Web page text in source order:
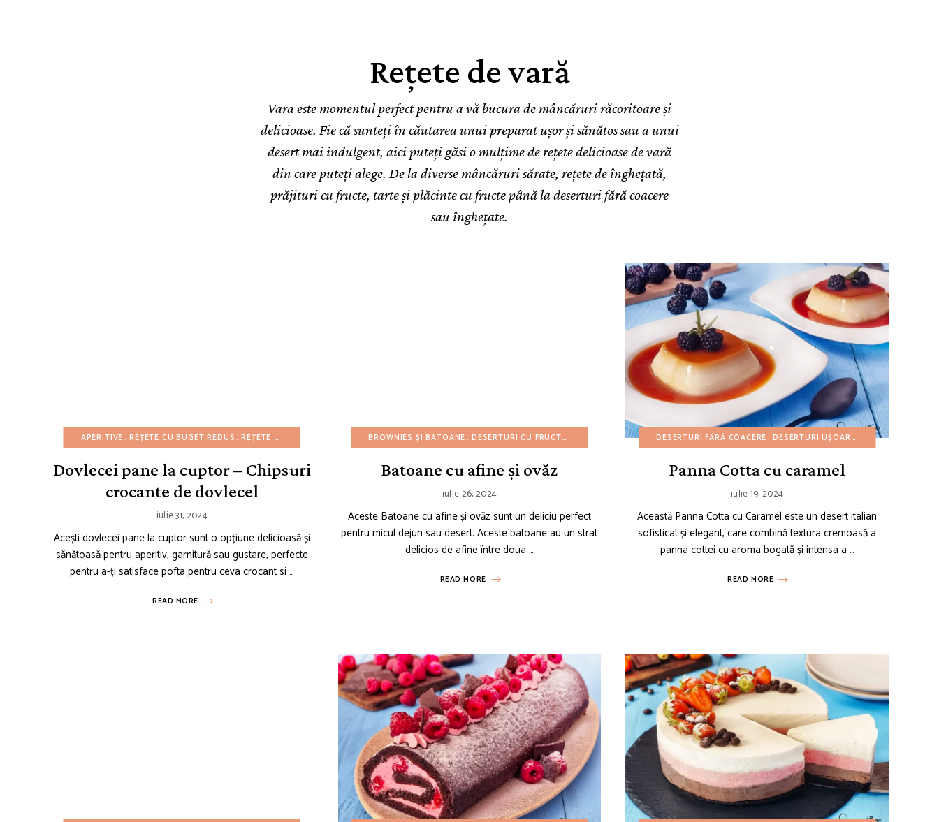
Rețete de vară
Vara este momentul perfect pentru a vă bucura de mâncăruri răcoritoare și
delicioase. Fie că sunteți în căutarea unui preparat ușor și sănătos sau a unui
desert mai indulgent, aici puteți găsi o mulțime de rețete delicioase de vară
din care puteți alege. De la diverse mâncăruri sărate, rețete de înghețată,
prăjituri cu fructe, tarte și plăcinte cu fructe până la deserturi fără coacere
sau înghețate.
APERITIVE REȚETE CU BUGET REDUS REȚETE DE GUSTĂRI REȚETE DE VARĂ REȚETE EUROPENE REȚETE GARNITURI REȚETE MEDITERANEENE REȚETE SĂNĂTOASE
Dovlecei pane la cuptor – Chipsuri
crocante de dovlecel
iulie 31, 2024
Acești dovlecei pane la cuptor sunt o opțiune delicioasă și
sănătoasă pentru aperitiv, garnitură sau gustare, perfecte
pentru a-ți satisface pofta pentru ceva crocant si …
READ MORE
BROWNIES ȘI BATOANE DESERTURI CU FRUCTE DESERTURI UȘOARE MIC DEJUN REȚETE AMERICANE REȚETE CU BUGET REDUS
Batoane cu afine și ovăz
iulie 26, 2024
Aceste Batoane cu afine și ovăz sunt un deliciu perfect
pentru micul dejun sau desert. Aceste batoane au un strat
delicios de afine între doua …
READ MORE
DESERTURI FĂRĂ COACERE DESERTURI UȘOARE MINI PRĂJITURI
Panna Cotta cu caramel
iulie 19, 2024
Această Panna Cotta cu Caramel este un desert italian
sofisticat și elegant, care combină textura cremoasă a
panna cottei cu aroma bogată și intensa a …
READ MORE